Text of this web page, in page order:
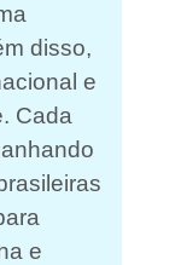
disso,
e
Cada
e